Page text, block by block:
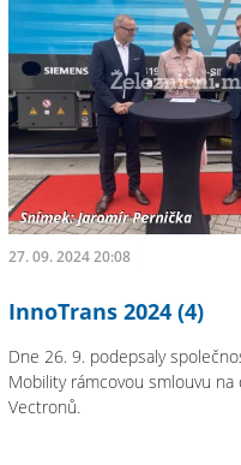
27. 09. 2024 20:08
InnoTrans 2024 (4)
Dne 26. 9. podepsaly
Mobility rámcovou smlouvu na
Vectronů.